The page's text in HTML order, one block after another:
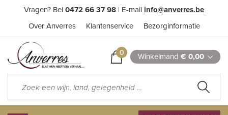
Vragen? Bel 0472 66 37 98 | E-mail info@anverres.be
Over Anverres Klantenservice Bezorginformatie
0 Winkelmand € 0,00